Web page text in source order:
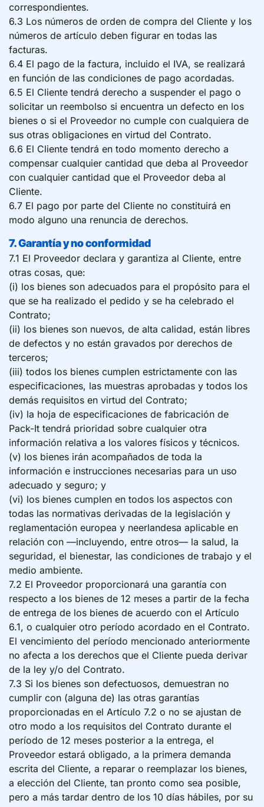
correspondientes.
6.3 Los números de orden de compra del Cliente y los
números de artículo deben figurar en todas las
facturas.
6.4 El pago de la factura, incluido el IVA, se realizará
en función de las condiciones de pago acordadas.
6.5 El Cliente tendrá derecho a suspender el pago o
solicitar un reembolso si encuentra un defecto en los
bienes o si el Proveedor no cumple con cualquiera de
sus otras obligaciones en virtud del Contrato.
6.6 El Cliente tendrá en todo momento derecho a
compensar cualquier cantidad que deba al Proveedor
con cualquier cantidad que el Proveedor deba al
Cliente.
6.7 El pago por parte del Cliente no constituirá en
modo alguno una renuncia de derechos.
7. Garantía y no conformidad
7.1 El Proveedor declara y garantiza al Cliente, entre
otras cosas, que:
(i) los bienes son adecuados para el propósito para el
que se ha realizado el pedido y se ha celebrado el
Contrato;
(ii) los bienes son nuevos, de alta calidad, están libres
de defectos y no están gravados por derechos de
terceros;
(iii) todos los bienes cumplen estrictamente con las
especificaciones, las muestras aprobadas y todos los
demás requisitos en virtud del Contrato;
(iv) la hoja de especificaciones de fabricación de
Pack-It tendrá prioridad sobre cualquier otra
información relativa a los valores físicos y técnicos.
(v) los bienes irán acompañados de toda la
información e instrucciones necesarias para un uso
adecuado y seguro; y
(vi) los bienes cumplen en todos los aspectos con
todas las normativas derivadas de la legislación y
reglamentación europea y neerlandesa aplicable en
relación con —incluyendo, entre otros— la salud, la
seguridad, el bienestar, las condiciones de trabajo y el
medio ambiente.
7.2 El Proveedor proporcionará una garantía con
respecto a los bienes de 12 meses a partir de la fecha
de entrega de los bienes de acuerdo con el Artículo
6.1, o cualquier otro período acordado en el Contrato.
El vencimiento del período mencionado anteriormente
no afecta a los derechos que el Cliente pueda derivar
de la ley y/o del Contrato.
7.3 Si los bienes son defectuosos, demuestran no
cumplir con (alguna de) las otras garantías
proporcionadas en el Artículo 7.2 o no se ajustan de
otro modo a los requisitos del Contrato durante el
período de 12 meses posterior a la entrega, el
Proveedor estará obligado, a la primera demanda
escrita del Cliente, a reparar o reemplazar los bienes,
a elección del Cliente, tan pronto como sea posible,
pero a más tardar dentro de los 10 días hábiles, por su